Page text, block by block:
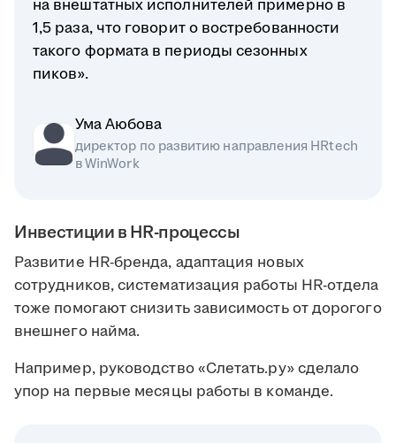
на внештатных исполнителей примерно в
1,5 раза, что говорит о востребованности
такого формата в периоды сезонных
пиков».
Ума Аюбова
директор по развитию направления HRtech
в WinWork
Инвестиции в HR-процессы
Развитие HR-бренда, адаптация новых
сотрудников, систематизация работы HR-отдела
тоже помогают снизить зависимость от дорогого
внешнего найма.
Например, руководство «Слетать.ру» сделало
упор на первые месяцы работы в команде.